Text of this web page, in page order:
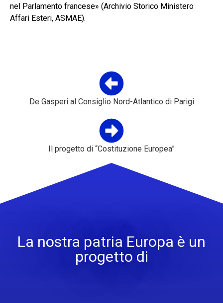
nel Parlamento francese» (Archivio Storico Ministero
Affari Esteri, ASMAE).
De Gasperi al Consiglio Nord-Atlantico di Parigi
Il progetto di “Costituzione Europea”
La nostra patria Europa è un
progetto di